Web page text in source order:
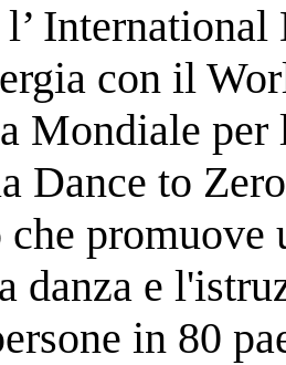
l’
con il
Mondiale
Dance to
promuove
danza e
in 80